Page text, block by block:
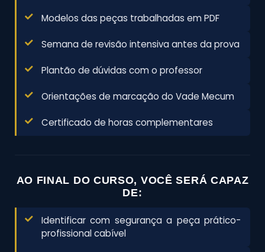
Modelos das peças trabalhadas em PDF
Semana de revisão intensiva antes da prova
Plantão de dúvidas com o professor
Orientações de marcação do Vade Mecum
Certificado de horas complementares
AO FINAL DO CURSO, VOCÊ SERÁ CAPAZ
DE:
Identificar com segurança a peça prático-
profissional cabível